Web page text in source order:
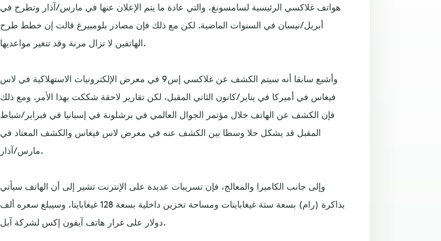
هواتف غلاكسي الرئيسية لسامسونغ، والتي عادة ما يتم الإعلان عنها في مارس/آذار وتطرح في
أبريل/نيسان في السنوات الماضية. لكن مع ذلك فإن مصادر بلومبيرغ قالت إن خطط طرح
الهاتفين لا تزال مرنة وقد تتغير مواعديها.
وأشيع سابقا أنه سيتم الكشف عن غلاكسي إس9 في معرض الإلكترونيات الاستهلاكية في لاس
فيغاس في أميركا في يناير/كانون الثاني المقبل، لكن تقارير لاحقة شككت بهذا الأمر. ومع ذلك
فإن الكشف عن الهاتف خلال مؤتمر الجوال العالمي في برشلونة في إسبانيا في فبراير/شباط
المقبل قد يشكل حلا وسطا بين الكشف عنه في معرض لاس فيغاس والكشف المعتاد في
مارس/آذار.
وإلى جانب الكاميرا والمعالج، فإن تسريبات عديدة على الإنترنت تشير إلى أن الهاتف سيأتي
بذاكرة (رام) بسعة ستة غيغابايتات ومساحة تخزين داخلية بسعة 128 غيغابايتا، وسيبلغ سعره ألف
دولار على غرار هاتف آيفون إكس لشركة آبل.